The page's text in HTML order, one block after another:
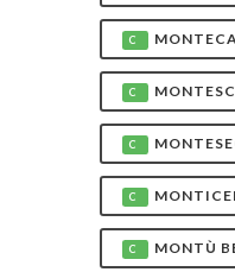
C
C
C
C
C MONTÙ